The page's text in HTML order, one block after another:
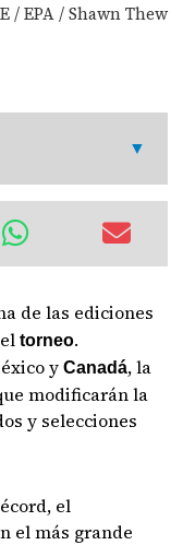
/ EPA / Shawn Thew
de las ediciones
torneo.
yCanadá, la
modificarán la
y selecciones
el
el más grande